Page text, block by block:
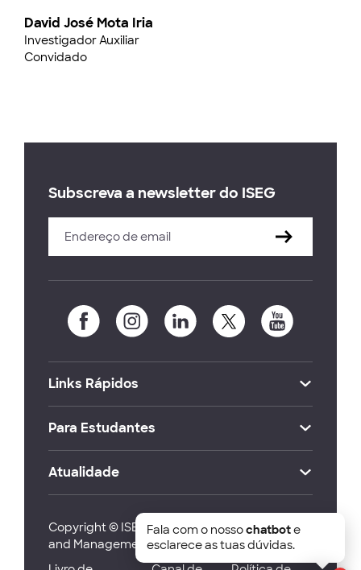
David José Mota Iria
Investigador Auxiliar
Convidado
Subscreva a newsletter do ISEG
Links Rápidos
Para Estudantes
Atualidade
Copyright © ISEG Lisbon School of Economics
and Management 2026
Fala com o nossochatbote
esclarece as tuas dúvidas.